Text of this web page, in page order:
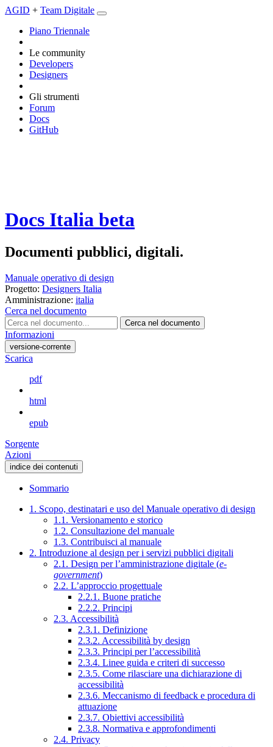
AGID + Team Digitale
Piano Triennale
Le community
Developers
Designers
Gli strumenti
Forum
Docs
GitHub
Docs Italia beta
Documenti pubblici, digitali.
Manuale operativo di design
Progetto: Designers Italia
Amministrazione: italia
Cerca nel documento
Cerca nel documento
Informazioni
versione-corrente
Scarica
pdf
html
epub
Sorgente
Azioni
indice dei contenuti
Sommario
1. Scopo, destinatari e uso del Manuale operativo di design
1.1. Versionamento e storico
1.2. Consultazione del manuale
1.3. Contribuisci al manuale
2. Introduzione al design per i servizi pubblici digitali
2.1. Design per l’amministrazione digitale (e-
government)
2.2. L’approccio progettuale
2.2.1. Buone pratiche
2.2.2. Principi
2.3. Accessibilità
2.3.1. Definizione
2.3.2. Accessibilità by design
2.3.3. Principi per l’accessibilità
2.3.4. Linee guida e criteri di successo
2.3.5. Come rilasciare una dichiarazione di
accessibilità
2.3.6. Meccanismo di feedback e procedura di
attuazione
2.3.7. Obiettivi accessibilità
2.3.8. Normativa e approfondimenti
2.4. Privacy